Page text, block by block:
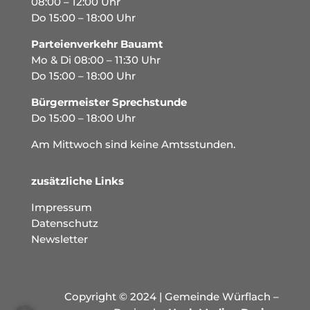
Do 15:00 – 18:00 Uhr
Parteienverkehr Bauamt
Mo & Di 08:00 – 11:30 Uhr
Do 15:00 – 18:00 Uhr
Bürgermeister Sprechstunde
Do 15:00 – 18:00 Uhr
Am Mittwoch sind keine Amtsstunden.
zusätzliche Links
Impressum
Datenschutz
Newsletter
Copyright © 2024 | Gemeinde Würflach –